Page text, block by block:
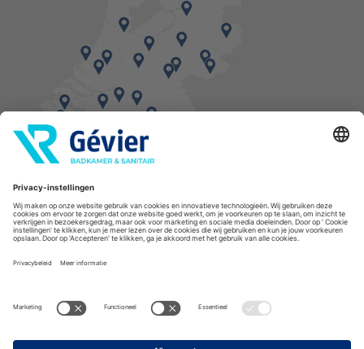
Vind een balie in de buurt
* Bestellingen geplaatst in het weekend worden, mits voorradig, dinsdag geleverd.
Cookies
Algemene voorwaarden